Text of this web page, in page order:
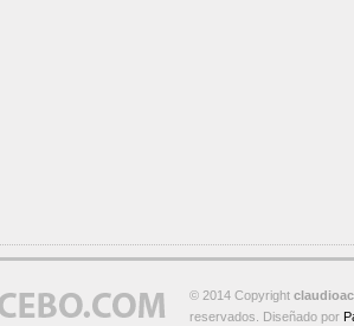
© 2014 Copyright
reservados. Diseñado por